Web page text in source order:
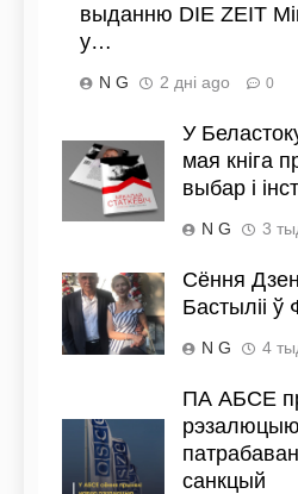
выданню DIE ZEIT
у…
N G 2 дні ago 0
У
мая кніга
выбар і
N G 3
Сёння
Бастыліі ў
N G 4
ПА АБСЕ
рэзалюцыю
санкцый